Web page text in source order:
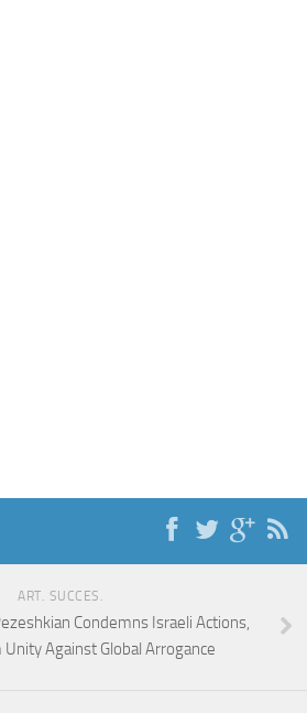
ART. SUCCES.
Condemns Israeli Actions,
Against Global Arrogance